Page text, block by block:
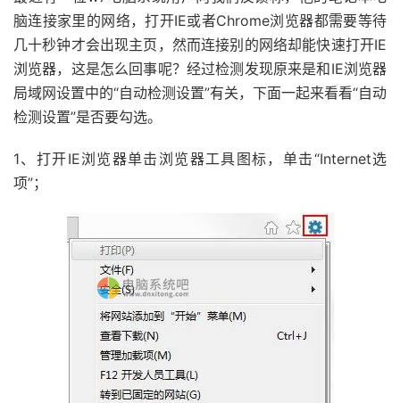
脑连接家里的网络，打开IE或者Chrome浏览器都需要等待
几十秒钟才会出现主页，然而连接别的网络却能快速打开IE
浏览器，这是怎么回事呢？经过检测发现原来是和IE浏览器
局域网设置中的“自动检测设置”有关，下面一起来看看“自动
检测设置”是否要勾选。
1、打开IE浏览器单击浏览器工具图标，单击“Internet选
项”；